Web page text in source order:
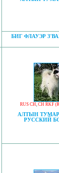
БИГ ФЛАУЭР
RUS CH, CH RKF
АЛТЫН
РУССКИЙ